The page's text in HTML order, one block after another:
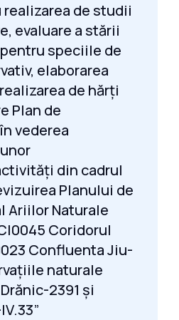
de studii
evaluare a stării
speciile de
elaborarea
de hărți
Plan de
vederea
din cadrul
Planului de
Ariilor Naturale
Coridorul
Confluenta Jiu-
naturale
2391 și